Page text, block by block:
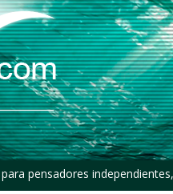
pensadores